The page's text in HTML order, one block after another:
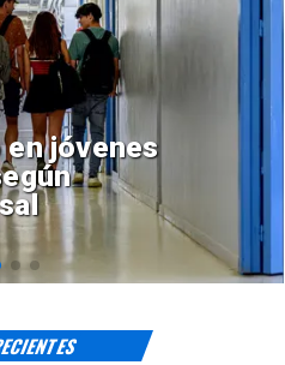
del Parque
inversión